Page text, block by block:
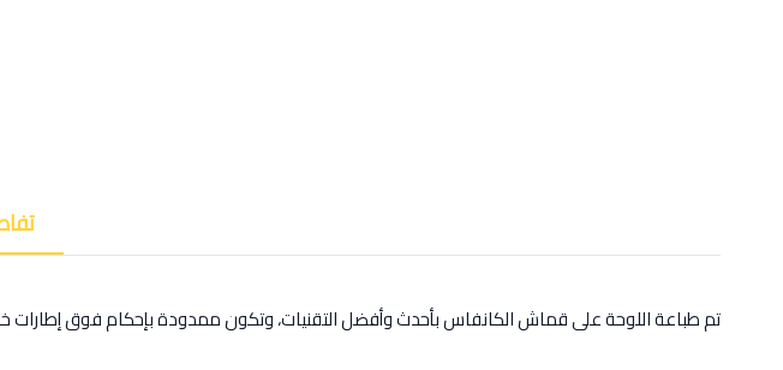
تم طباعة اللوحة على قماش الكانفاس بأحدث وأفضل التقنيات، وتكون ممدودة بإحكام فوق